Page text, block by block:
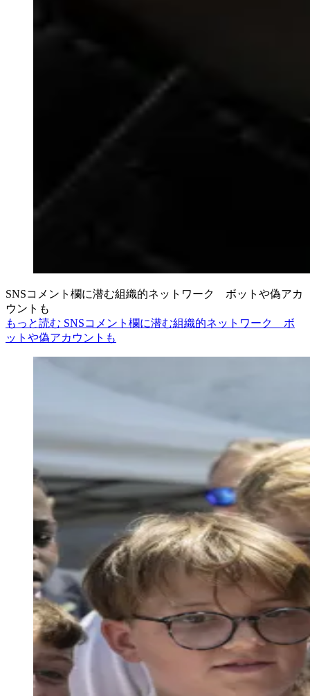
SNSコメント欄に潜む組織的ネットワーク ボットや偽アカ
ウントも
もっと読む SNSコメント欄に潜む組織的ネットワーク ボ
ットや偽アカウントも